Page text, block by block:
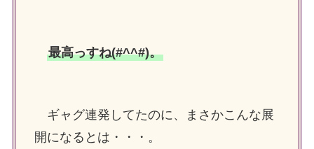
最高っすね(#^^#)。
ギャグ連発してたのに、まさかこんな展
開になるとは・・・。